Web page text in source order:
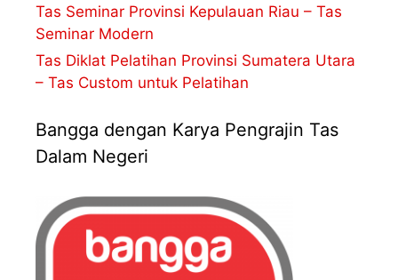
Tas Seminar Provinsi Kepulauan Riau – Tas
Seminar Modern
Tas Diklat Pelatihan Provinsi Sumatera Utara
– Tas Custom untuk Pelatihan
Bangga dengan Karya Pengrajin Tas
Dalam Negeri